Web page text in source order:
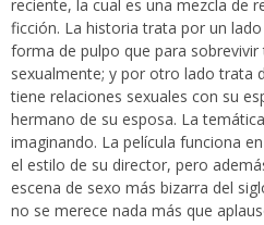
reciente, la cual es una mezcla de
ficción. La historia trata por un
forma de pulpo que para
sexualmente; y por otro lado trata
tiene relaciones sexuales con su
hermano de su esposa. La
imaginando. La película funciona
el estilo de su director, pero
escena de sexo más bizarra del
no se merece nada más que